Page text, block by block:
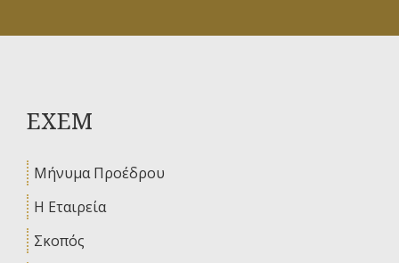
ΕΧΕΜ
Μήνυμα Προέδρου
Η Εταιρεία
Σκοπός